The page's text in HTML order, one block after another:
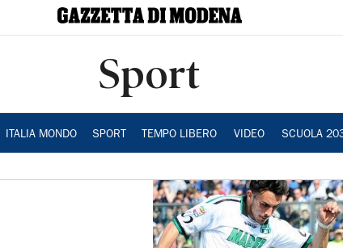
Sport
ITALIA MONDO SPORT TEMPO LIBERO VIDEO SCUOLA